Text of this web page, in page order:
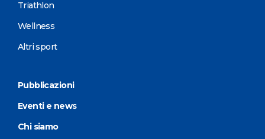
Triathlon
Wellness
Altri sport
Pubblicazioni
Eventi e news
Chi siamo